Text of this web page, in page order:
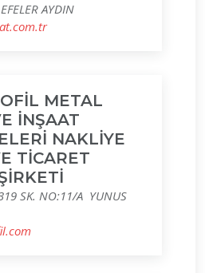
AYDIN
METAL
İNŞAAT
NAKLİYE
TİCARET
SK. NO:11/A YUNUS